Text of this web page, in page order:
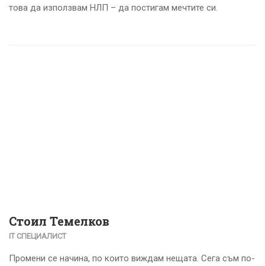
това да използвам НЛП – да постигам мечтите си.
Стоил Темелков
IT СПЕЦИАЛИСТ
Промени се начина, по които виждам нещата. Сега съм по-